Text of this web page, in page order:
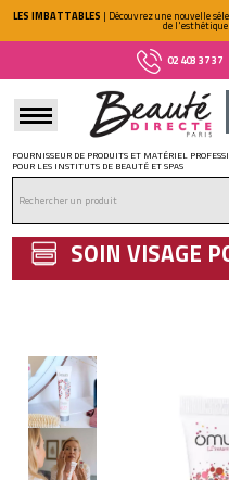
LES IMBATTABLES | Découvrez une nouvelle
de
02 403 37 37
NOUVEAU
Créez votre
FOURNISSEUR DE PRODUITS ET MATÉRIEL
POUR LES INSTITUTS DE BEAUTÉ ET SPAS
SOIN VISAGE